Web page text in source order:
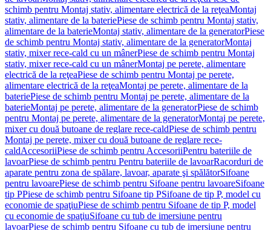
schimb pentru Montaj stativ, alimentare electrică de la reţeaMontaj
stativ, alimentare de la bateriePiese de schimb pentru Montaj stativ,
alimentare de la baterieMontaj stativ, alimentare de la generatorPiese
de schimb pentru Montaj stativ, alimentare de la generatorMontaj
stativ, mixer rece-cald cu un mânerPiese de schimb pentru Montaj
stativ, mixer rece-cald cu un mânerMontaj pe perete, alimentare
electrică de la reţeaPiese de schimb pentru Montaj pe perete,
alimentare electrică de la reţeaMontaj pe perete, alimentare de la
bateriePiese de schimb pentru Montaj pe perete, alimentare de la
baterieMontaj pe perete, alimentare de la generatorPiese de schimb
pentru Montaj pe perete, alimentare de la generatorMontaj pe perete,
mixer cu două butoane de reglare rece-caldPiese de schimb pentru
Montaj pe perete, mixer cu două butoane de reglare rece-
caldAccesoriiPiese de schimb pentru AccesoriiPentru bateriile de
lavoarPiese de schimb pentru Pentru bateriile de lavoarRacorduri de
aparate pentru zona de spălare, lavoar, aparate şi spălătorSifoane
pentru lavoarePiese de schimb pentru Sifoane pentru lavoareSifoane
tip PPiese de schimb pentru Sifoane tip PSifoane de tip P, model cu
economie de spaţiuPiese de schimb pentru Sifoane de tip P, model
cu economie de spaţiuSifoane cu tub de imersiune pentru
lavoarPiese de schimb pentru Sifoane cu tub de imersiune pentru